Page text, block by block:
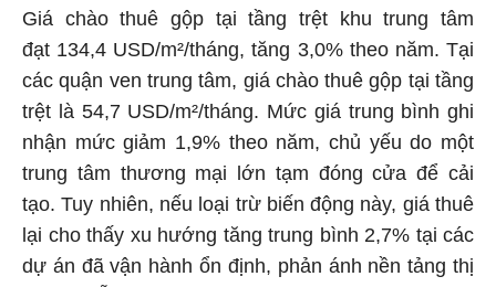
Giá chào thuê gộp tại tầng trệt khu trung tâm
đạt 134,4 USD/m²/tháng, tăng 3,0% theo năm. Tại
các quận ven trung tâm, giá chào thuê gộp tại tầng
trệt là 54,7 USD/m²/tháng. Mức giá trung bình ghi
nhận mức giảm 1,9% theo năm, chủ yếu do một
trung tâm thương mại lớn tạm đóng cửa để cải
tạo. Tuy nhiên, nếu loại trừ biến động này, giá thuê
lại cho thấy xu hướng tăng trung bình 2,7% tại các
dự án đã vận hành ổn định, phản ánh nền tảng thị